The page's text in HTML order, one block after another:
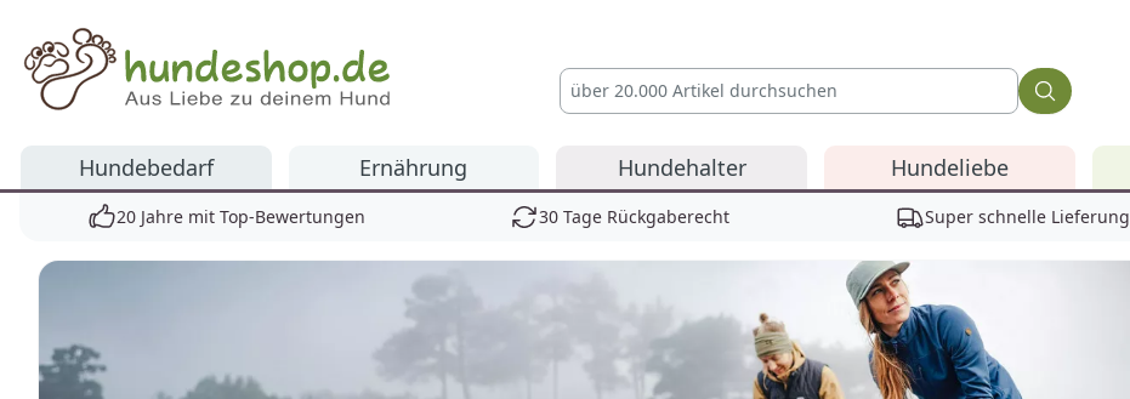
Hundeshop.de
Hundebedarf Ernährung Hundehalter Hundeliebe
20 Jahre mit Top-Bewertungen 30 Tage Rückgaberecht Super schnelle Lieferung